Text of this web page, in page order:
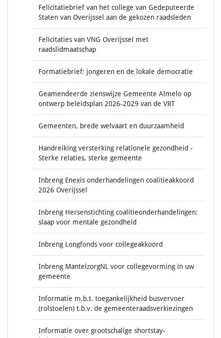
Felicitatiebrief van het college van Gedeputeerde
Staten van Overijssel aan de gekozen raadsleden
Felicitaties van VNG Overijssel met
raadslidmaatschap
Formatiebrief: jongeren en de lokale democratie
Geamendeerde zienswijze Gemeente Almelo op
ontwerp beleidsplan 2026-2029 van de VRT
Gemeenten, brede welvaart en duurzaamheid
Handreiking versterking relationele gezondheid -
Sterke relaties, sterke gemeente
Inbreng Enexis onderhandelingen coalitieakkoord
2026 Overijssel
Inbreng Hersenstichting coalitieonderhandelingen:
slaap voor mentale gezondheid
Inbreng Longfonds voor collegeakkoord
Inbreng MantelzorgNL voor collegevorming in uw
gemeente
Informatie m.b.t. toegankelijkheid busvervoer
(rolstoelen) t.b.v. de gemeenteraadsverkiezingen
Informatie over grootschalige shortstay-